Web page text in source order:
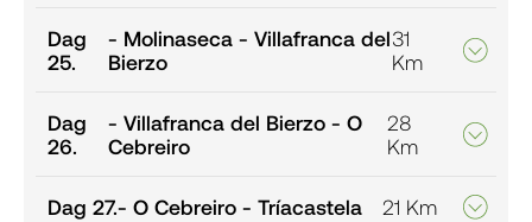
Dag
25.
- Molinaseca - Villafranca del
Bierzo
31
Km
Dag
26.
- Villafranca del Bierzo - O
Cebreiro
28
Km
Dag 27.- O Cebreiro - Tríacastela 21 Km